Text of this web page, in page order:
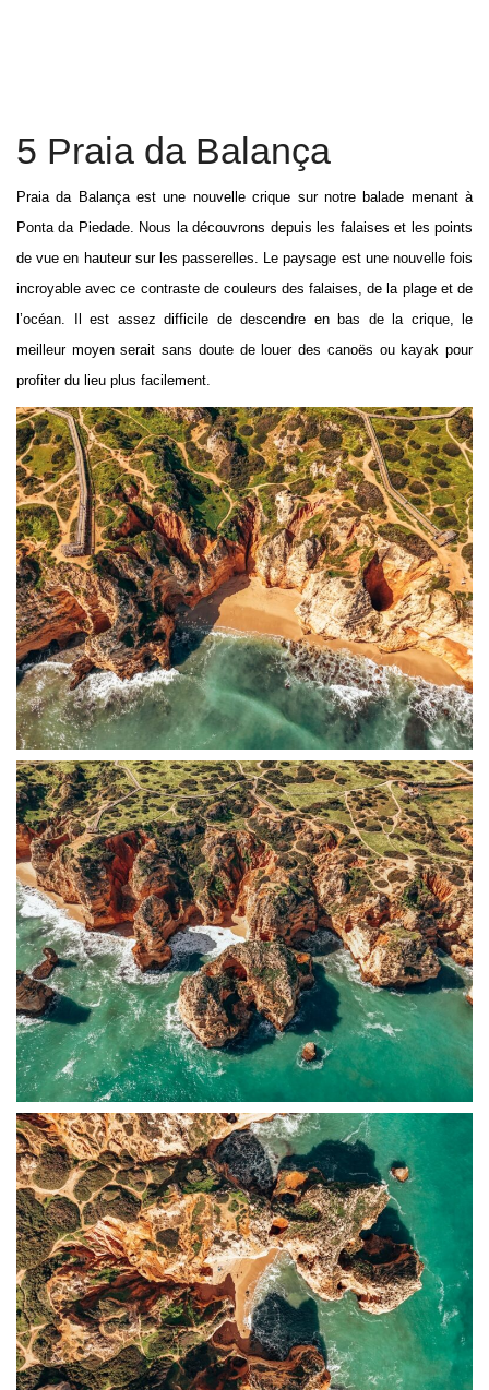
5 Praia da Balança
Praia da Balança est une nouvelle crique sur notre balade menant à
Ponta da Piedade. Nous la découvrons depuis les falaises et les points
de vue en hauteur sur les passerelles. Le paysage est une nouvelle fois
incroyable avec ce contraste de couleurs des falaises, de la plage et de
l’océan. Il est assez difficile de descendre en bas de la crique, le
meilleur moyen serait sans doute de louer des canoës ou kayak pour
profiter du lieu plus facilement.